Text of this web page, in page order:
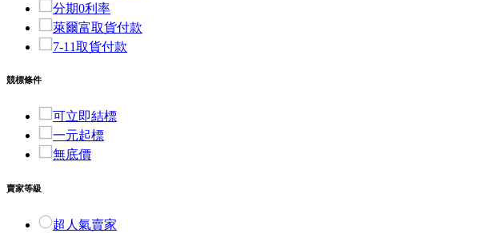
分期0利率
萊爾富取貨付款
7-11取貨付款
競標條件
可立即結標
一元起標
無底價
賣家等級
超人氣賣家